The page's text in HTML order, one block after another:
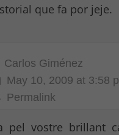
que fa por jeje.
Carlos Giménez
May 10, 2009 at 3:58
Permalink
pel vostre brillant